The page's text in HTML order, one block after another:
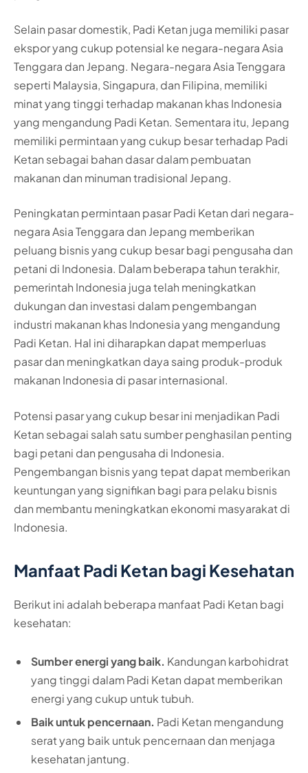
Selain pasar domestik, Padi Ketan juga memiliki pasar
ekspor yang cukup potensial ke negara-negara Asia
Tenggara dan Jepang. Negara-negara Asia Tenggara
seperti Malaysia, Singapura, dan Filipina, memiliki
minat yang tinggi terhadap makanan khas Indonesia
yang mengandung Padi Ketan. Sementara itu, Jepang
memiliki permintaan yang cukup besar terhadap Padi
Ketan sebagai bahan dasar dalam pembuatan
makanan dan minuman tradisional Jepang.
Peningkatan permintaan pasar Padi Ketan dari negara-
negara Asia Tenggara dan Jepang memberikan
peluang bisnis yang cukup besar bagi pengusaha dan
petani di Indonesia. Dalam beberapa tahun terakhir,
pemerintah Indonesia juga telah meningkatkan
dukungan dan investasi dalam pengembangan
industri makanan khas Indonesia yang mengandung
Padi Ketan. Hal ini diharapkan dapat memperluas
pasar dan meningkatkan daya saing produk-produk
makanan Indonesia di pasar internasional.
Potensi pasar yang cukup besar ini menjadikan Padi
Ketan sebagai salah satu sumber penghasilan penting
bagi petani dan pengusaha di Indonesia.
Pengembangan bisnis yang tepat dapat memberikan
keuntungan yang signifikan bagi para pelaku bisnis
dan membantu meningkatkan ekonomi masyarakat di
Indonesia.
Manfaat Padi Ketan bagi Kesehatan
Berikut ini adalah beberapa manfaat Padi Ketan bagi
kesehatan:
Sumber energi yang baik. Kandungan karbohidrat
yang tinggi dalam Padi Ketan dapat memberikan
energi yang cukup untuk tubuh.
Baik untuk pencernaan. Padi Ketan mengandung
serat yang baik untuk pencernaan dan menjaga
kesehatan jantung.